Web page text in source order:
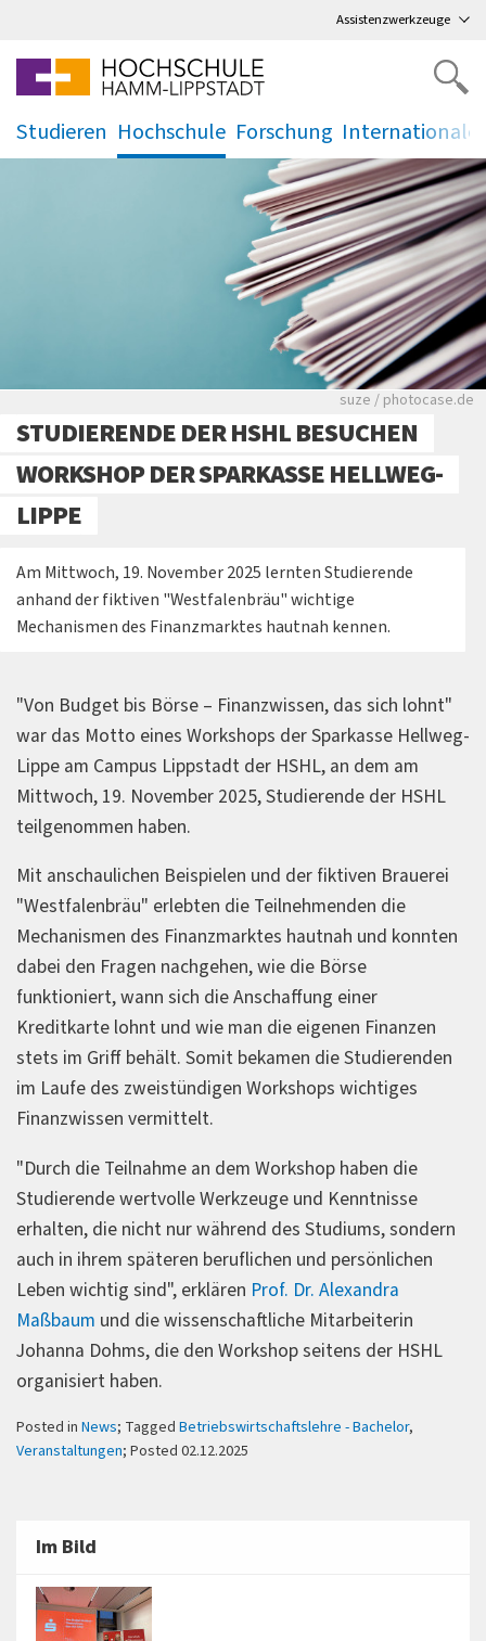
Assistenzwerkzeuge
Studieren
.
Hochschule
.
Forschung
. .
Viele Zeitungen.
suze / photocase.de
STUDIERENDE DER HSHL BESUCHEN
WORKSHOP DER SPARKASSE HELLWEG-
LIPPE
Am Mittwoch, 19. November 2025 lernten Studierende
anhand der fiktiven "Westfalenbräu" wichtige
Mechanismen des Finanzmarktes hautnah kennen.
"Von Budget bis Börse – Finanzwissen, das sich lohnt"
war das Motto eines Workshops der Sparkasse Hellweg-
Lippe am Campus Lippstadt der HSHL, an dem am
Mittwoch, 19. November 2025, Studierende der HSHL
teilgenommen haben.
Mit anschaulichen Beispielen und der fiktiven Brauerei
"Westfalenbräu" erlebten die Teilnehmenden die
Mechanismen des Finanzmarktes hautnah und konnten
dabei den Fragen nachgehen, wie die Börse
funktioniert, wann sich die Anschaffung einer
Kreditkarte lohnt und wie man die eigenen Finanzen
stets im Griff behält. Somit bekamen die Studierenden
im Laufe des zweistündigen Workshops wichtiges
Finanzwissen vermittelt.
"Durch die Teilnahme an dem Workshop haben die
Studierende wertvolle Werkzeuge und Kenntnisse
erhalten, die nicht nur während des Studiums, sondern
auch in ihrem späteren beruflichen und persönlichen
Leben wichtig sind", erklären Prof. Dr. Alexandra
Maßbaum und die wissenschaftliche Mitarbeiterin
Johanna Dohms, die den Workshop seitens der HSHL
organisiert haben.
Posted in News; Tagged Betriebswirtschaftslehre - Bachelor,
Veranstaltungen; Posted 02.12.2025
Im Bild